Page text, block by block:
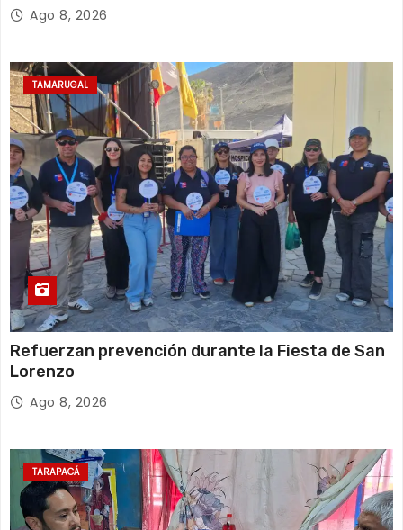
Ago 8, 2026
TAMARUGAL
Refuerzan prevención durante la Fiesta de San
Lorenzo
Ago 8, 2026
TARAPACÁ